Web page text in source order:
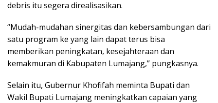
debris itu segera direalisasikan.
“Mudah-mudahan sinergitas dan kebersambungan dari
satu program ke yang lain dapat terus bisa
memberikan peningkatan, kesejahteraan dan
kemakmuran di Kabupaten Lumajang,” pungkasnya.
Selain itu, Gubernur Khofifah meminta Bupati dan
Wakil Bupati Lumajang meningkatkan capaian yang